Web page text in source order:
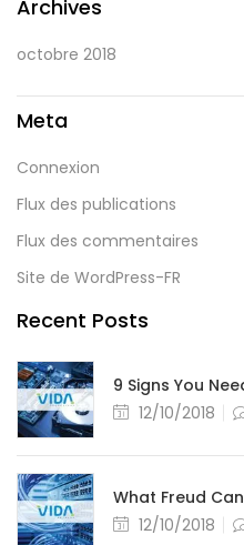
Archives
octobre 2018
Meta
Connexion
Flux des publications
Flux des commentaires
Site de WordPress-FR
Recent Posts
9 Signs You
12/10/2018
What Freud
12/10/2018